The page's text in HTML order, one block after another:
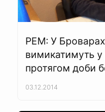
РЕМ: У Броварах
вимикатимуть у
протягом доби
03.12.2014